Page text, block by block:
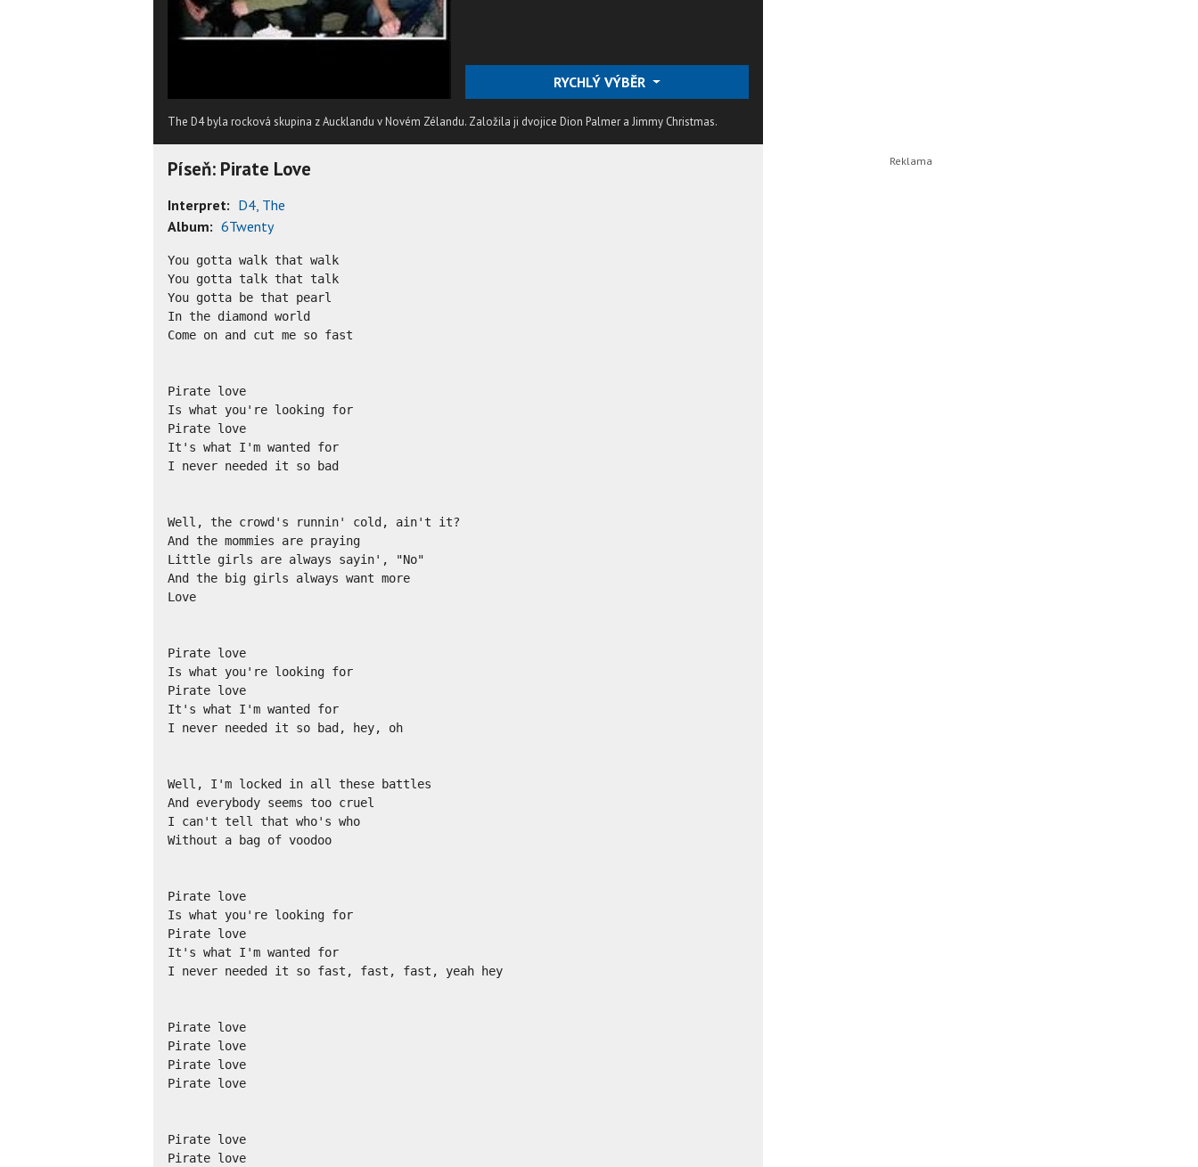
RYCHLÝ VÝBĚR
The D4 byla rocková skupina z Aucklandu v Novém Zélandu. Založila ji dvojice Dion Palmer a Jimmy Christmas.
Píseň: Pirate Love
Interpret: D4, The
Album: 6Twenty
You gotta walk that walk
You gotta talk that talk
You gotta be that pearl
In the diamond world
Come on and cut me so fast
Pirate love
Is what you're looking for
Pirate love
It's what I'm wanted for
I never needed it so bad
Well, the crowd's runnin' cold, ain't it?
And the mommies are praying
Little girls are always sayin', "No"
And the big girls always want more
Love
Pirate love
Is what you're looking for
Pirate love
It's what I'm wanted for
I never needed it so bad, hey, oh
Well, I'm locked in all these battles
And everybody seems too cruel
I can't tell that who's who
Without a bag of voodoo
Pirate love
Is what you're looking for
Pirate love
It's what I'm wanted for
I never needed it so fast, fast, fast, yeah hey
Pirate love
Pirate love
Pirate love
Pirate love
Pirate love
Pirate love